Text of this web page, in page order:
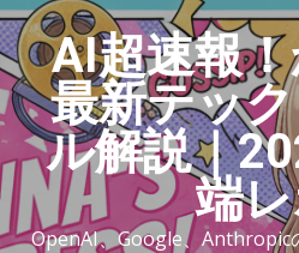
AI超速報
最新テッ
ル解説｜
端
OpenAI、Google、Anthropic